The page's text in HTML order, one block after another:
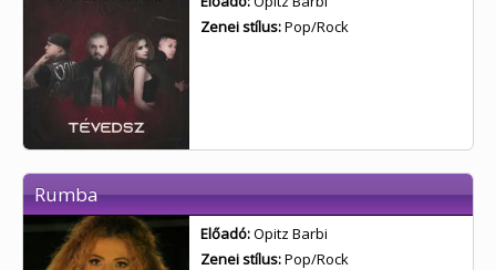
Zenei stílus:Pop/Rock
Rumba
Előadó:Opitz Barbi
Zenei stílus:Pop/Rock